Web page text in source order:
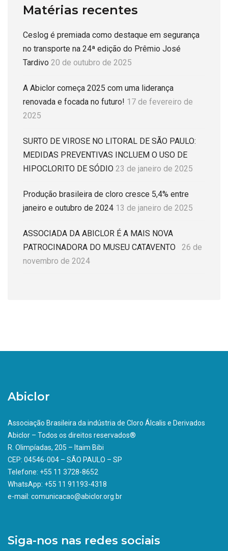
Matérias recentes
Ceslog é premiada como destaque em segurança
no transporte na 24ª edição do Prêmio José
Tardivo 20 de outubro de 2025
A Abiclor começa 2025 com uma liderança
renovada e focada no futuro! 17 de fevereiro de
2025
SURTO DE VIROSE NO LITORAL DE SÃO PAULO:
MEDIDAS PREVENTIVAS INCLUEM O USO DE
HIPOCLORITO DE SÓDIO 23 de janeiro de 2025
Produção brasileira de cloro cresce 5,4% entre
janeiro e outubro de 2024 13 de janeiro de 2025
ASSOCIADA DA ABICLOR É A MAIS NOVA
PATROCINADORA DO MUSEU CATAVENTO
26 de
novembro de 2024
Abiclor
Associação Brasileira da indústria de Cloro Álcalis e Derivados
Abiclor – Todos os direitos reservados®
R. Olimpíadas, 205 – Itaim Bibi
CEP: 04546-004 – SÃO PAULO – SP
Telefone: +55 11 3728-8652
WhatsApp: +55 11 91193-4318
e-mail: comunicacao@abiclor.org.br
Siga-nos nas redes sociais